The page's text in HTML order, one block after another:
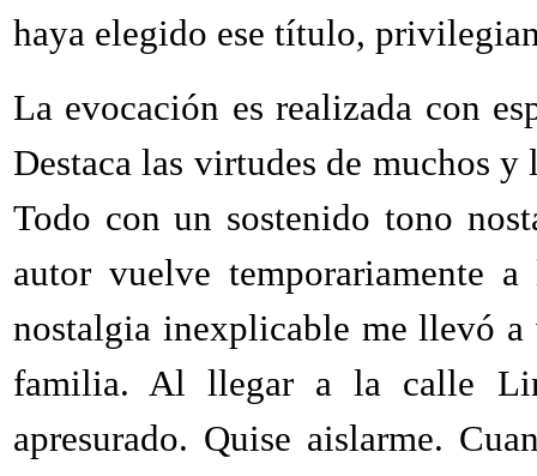
haya elegido ese título,
La evocación es realizada con
Destaca las virtudes de muchos
Todo con un sostenido tono
autor vuelve temporariamente
nostalgia inexplicable me llevó
familia. Al llegar a la calle
apresurado. Quise aislarme.